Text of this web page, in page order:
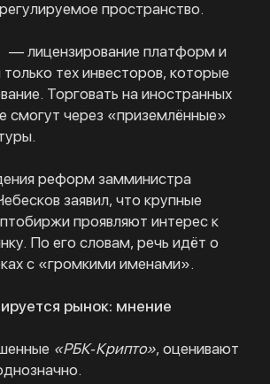
пространство.
— лицензирование платформ и
тех инвесторов, которые
Торговать на иностранных
смогут через «приземлённые»
реформ замминистра
заявил, что крупные
проявляют интерес к
По его словам, речь идёт о
с «громкими именами».
рынок: мнение
«РБК‑Крипто», оценивают